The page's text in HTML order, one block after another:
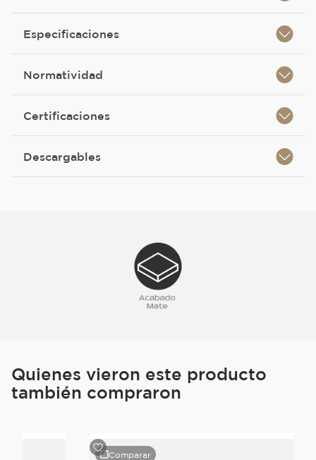
Especificaciones
Normatividad
Certificaciones
Descargables
Quienes vieron este producto
también compraron
Comparar